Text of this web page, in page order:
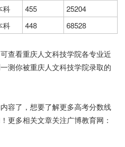
科 455
25204
科 448
68528
查看重庆人文科技学院各专业近
测你被重庆人文科技学院录取的
容了，想要了解更多高考分数线
更多相关文章关注广博教育网：